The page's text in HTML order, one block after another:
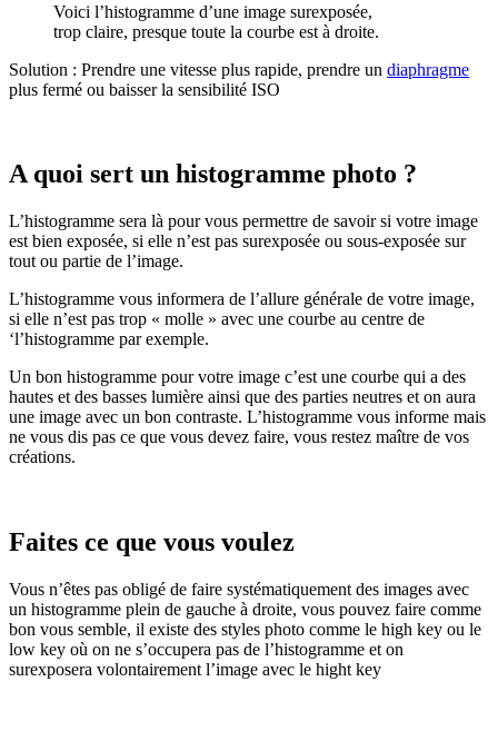
Voici l’histogramme d’une image surexposée,
trop claire, presque toute la courbe est à droite.
Solution : Prendre une vitesse plus rapide, prendre un diaphragme
plus fermé ou baisser la sensibilité ISO
A quoi sert un histogramme photo ?
L’histogramme sera là pour vous permettre de savoir si votre image
est bien exposée, si elle n’est pas surexposée ou sous-exposée sur
tout ou partie de l’image.
L’histogramme vous informera de l’allure générale de votre image,
si elle n’est pas trop « molle » avec une courbe au centre de
‘l’histogramme par exemple.
Un bon histogramme pour votre image c’est une courbe qui a des
hautes et des basses lumière ainsi que des parties neutres et on aura
une image avec un bon contraste. L’histogramme vous informe mais
ne vous dis pas ce que vous devez faire, vous restez maître de vos
créations.
Faites ce que vous voulez
Vous n’êtes pas obligé de faire systématiquement des images avec
un histogramme plein de gauche à droite, vous pouvez faire comme
bon vous semble, il existe des styles photo comme le high key ou le
low key où on ne s’occupera pas de l’histogramme et on
surexposera volontairement l’image avec le hight key